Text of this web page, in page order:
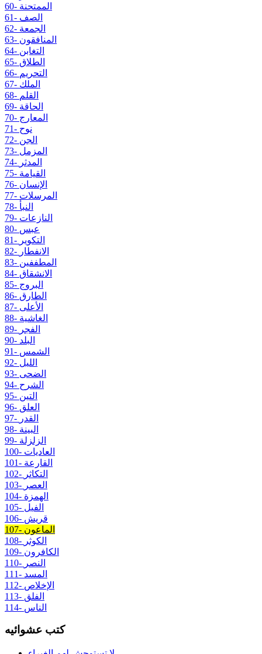
60- الممتحنة
61- الصف
62- الجمعة
63- المنافقون
64- التغابن
65- الطلاق
66- التحريم
67- الملك
68- القلم
69- الحاقة
70- المعارج
71- نوح
72- الجن
73- المزمل
74- المدثر
75- القيامة
76- الإنسان
77- المرسلات
78- النبأ
79- النازعات
80- عبس
81- التكوير
82- الانفطار
83- المطففين
84- الانشقاق
85- البروج
86- الطارق
87- الأعلى
88- الغاشية
89- الفجر
90- البلد
91- الشمس
92- الليل
93- الضحى
94- الشرح
95- التين
96- العلق
97- القدر
98- البينة
99- الزلزلة
100- العاديات
101- القارعة
102- التكاثر
103- العصر
104- الهمزة
105- الفيل
106- قريش
107- الماعون
108- الكوثر
109- الكافرون
110- النصر
111- المسد
112- الإخلاص
113- الفلق
114- الناس
كتب عشوائيه